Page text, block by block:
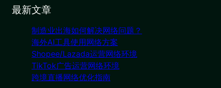
最新文章
制造业出海如何解决网络问题？
海外AI工具使用网络方案
Shopee/Lazada运营网络环境
TikTok广告运营网络环境
跨境直播网络优化指南